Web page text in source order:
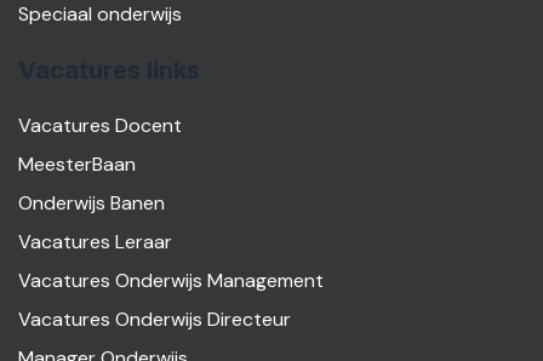
Speciaal onderwijs
Vacatures Docent
MeesterBaan
Onderwijs Banen
Vacatures Leraar
Vacatures Onderwijs Management
Vacatures Onderwijs Directeur